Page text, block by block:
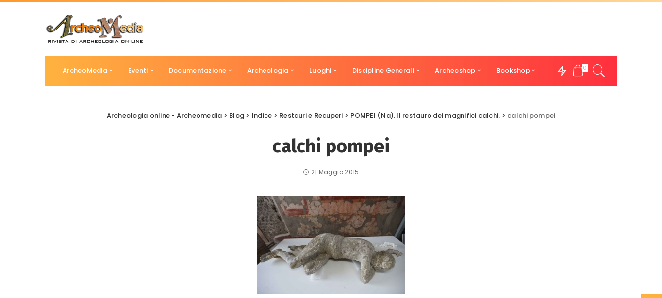
ArcheoMedia Eventi Documentazione Archeologia Luoghi Discipline Generali Archeoshop Bookshop 0
Archeologia online - Archeomedia > Blog > Indice > Restauri e Recuperi > POMPEI (Na). Il restauro dei magnifici calchi. > calchi pompei
calchi pompei
21 Maggio 2015